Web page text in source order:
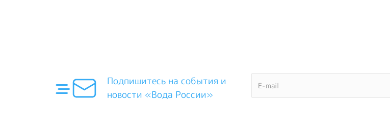
Подпишитесь на события и
новости «Вода России»